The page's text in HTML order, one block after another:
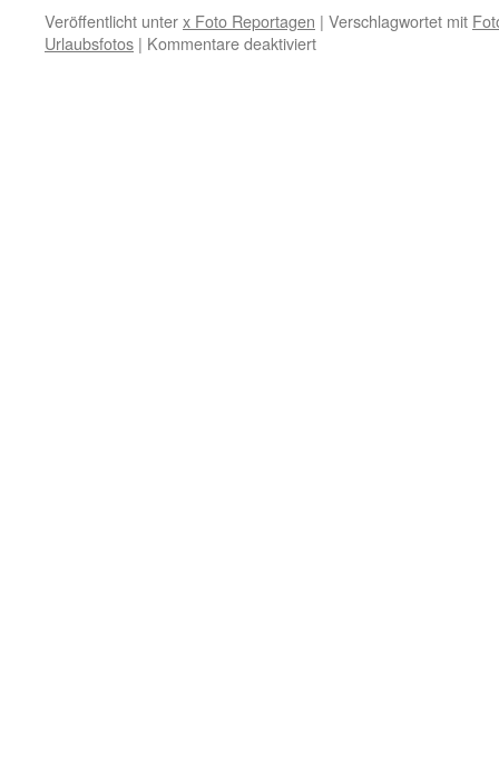
Veröffentlicht unterx Foto Reportagen | Verschlagwortet mit
Urlaubsfotos | Kommentare deaktiviertfür